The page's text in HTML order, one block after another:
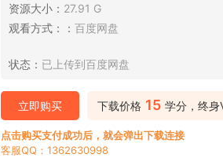
资源大小： 27.91 G
观看方式：： 百度网盘
状态： 已上传到百度网盘
下载价格 15 学分，终身
立即购买
点击购买支付成功后，就会弹出下载连接
客服QQ：1362630998